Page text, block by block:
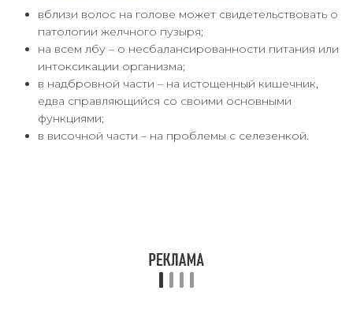
вблизи волос на голове может свидетельствовать о
патологии желчного пузыря;
на всем лбу – о несбалансированности питания или
интоксикации организма;
в надбровной части – на истощенный кишечник,
едва справляющийся со своими основными
функциями;
в височной части – на проблемы с селезенкой.